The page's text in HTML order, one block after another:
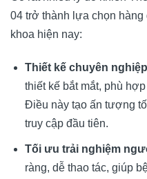
04 trở thành lựa chọn hàng
khoa hiện nay:
Thiết kế chuyên
thiết kế bắt mắt, phù
Điều này tạo ấn tượng
truy cập đầu tiên.
Tối ưu trải nghiệm
ràng, dễ thao tác, giúp